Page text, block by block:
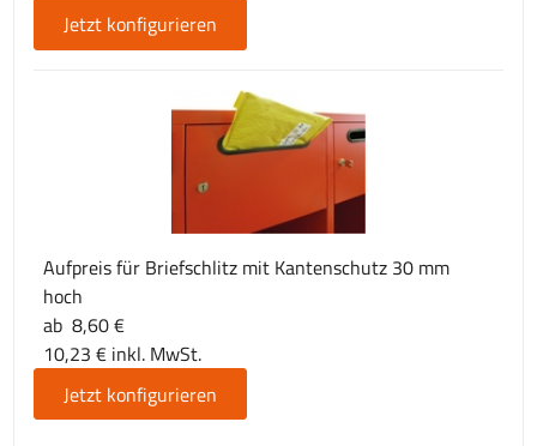
Jetzt konfigurieren
Aufpreis für Briefschlitz mit Kantenschutz 30 mm
hoch
ab 8,60 €
10,23 € inkl. MwSt.
Jetzt konfigurieren